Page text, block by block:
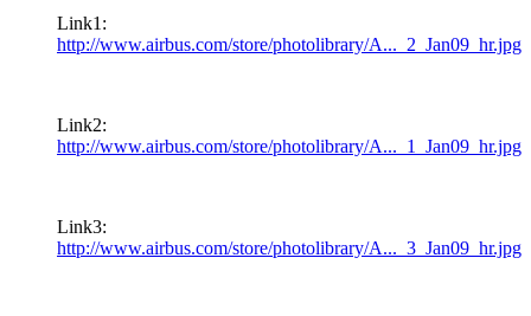
Link1:
http://www.airbus.com/store/photolibrary/A..._2_Jan09_hr.jpg
Link2:
http://www.airbus.com/store/photolibrary/A..._1_Jan09_hr.jpg
Link3:
http://www.airbus.com/store/photolibrary/A..._3_Jan09_hr.jpg